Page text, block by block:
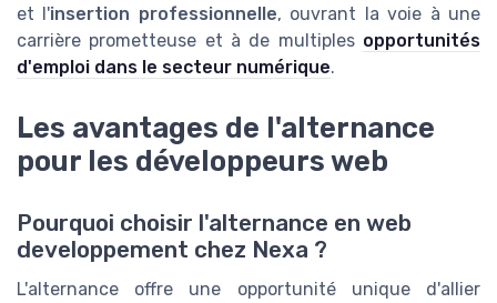
et l'insertion professionnelle, ouvrant la voie à une
carrière prometteuse et à de multiples opportunités
d'emploi dans le secteur numérique.
Les avantages de l'alternance
pour les développeurs web
Pourquoi choisir l'alternance en web
developpement chez Nexa ?
L'alternance offre une opportunité unique d'allier